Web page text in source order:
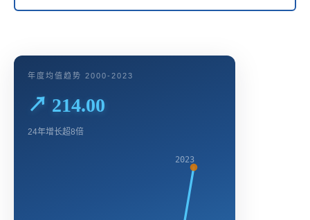
年度均值趋势 2000-2023
↗ 214.00
24年增长超8倍
2023